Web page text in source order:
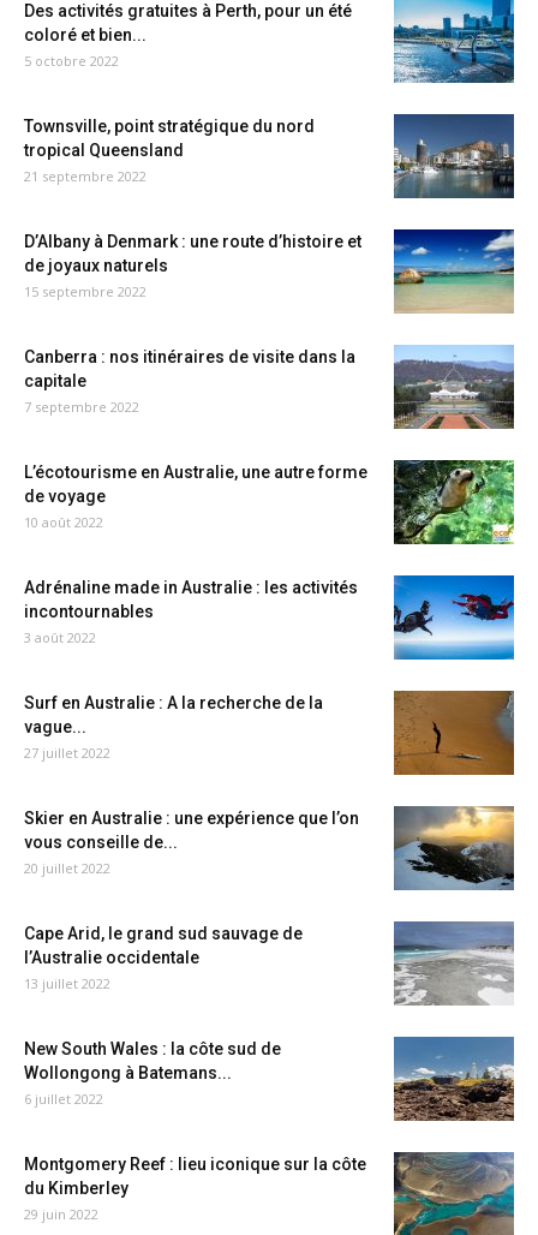
Des activités gratuites à Perth, pour un été
coloré et bien...
5 octobre 2022
Townsville, point stratégique du nord
tropical Queensland
21 septembre 2022
D’Albany à Denmark : une route d’histoire et
de joyaux naturels
15 septembre 2022
Canberra : nos itinéraires de visite dans la
capitale
7 septembre 2022
L’écotourisme en Australie, une autre forme
de voyage
10 août 2022
Adrénaline made in Australie : les activités
incontournables
3 août 2022
Surf en Australie : A la recherche de la
vague...
27 juillet 2022
Skier en Australie : une expérience que l’on
vous conseille de...
20 juillet 2022
Cape Arid, le grand sud sauvage de
l’Australie occidentale
13 juillet 2022
New South Wales : la côte sud de
Wollongong à Batemans...
6 juillet 2022
Montgomery Reef : lieu iconique sur la côte
du Kimberley
29 juin 2022